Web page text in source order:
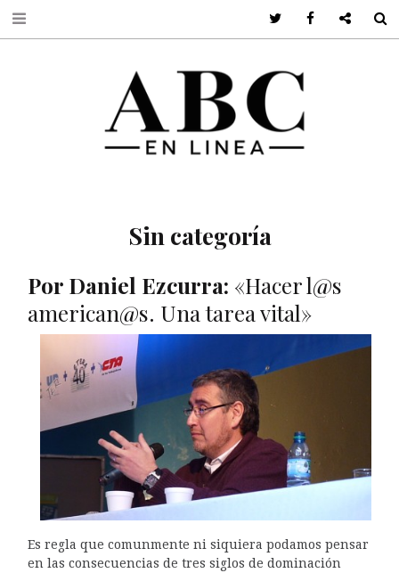
Sin categoría
Por Daniel Ezcurra: «Hacer l@s
american@s. Una tarea vital»
Es regla que comunmente ni siquiera podamos pensar
en las consecuencias de tres siglos de dominación
Twitter FacebookGoogle +